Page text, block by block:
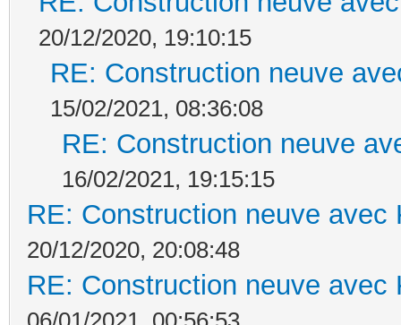
20/12/2020, 19:10:15
RE: Construction neuve
15/02/2021, 08:36:08
RE: Construction neuve
16/02/2021, 19:15:15
RE: Construction neuve avec
20/12/2020, 20:08:48
RE: Construction neuve avec